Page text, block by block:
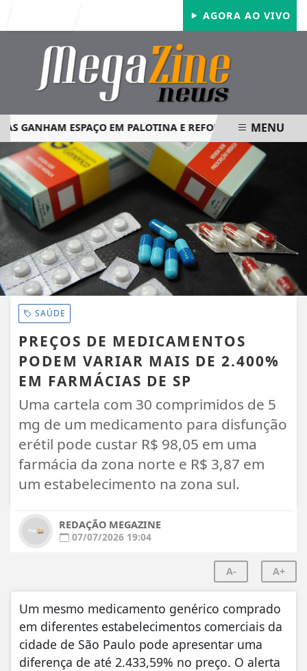
AGORA AO VIVO
ESPAÇO EM PALOTINA E REFORÇAM SEGURANÇA
EM ALTA
MENU
SAÚDE
PREÇOS DE MEDICAMENTOS
PODEM VARIAR MAIS DE 2.400%
EM FARMÁCIAS DE SP
Uma cartela com 30 comprimidos de 5
mg de um medicamento para disfunção
erétil pode custar R$ 98,05 em uma
farmácia da zona norte e R$ 3,87 em
um estabelecimento na zona sul.
REDAÇÃO MEGAZINE
07/07/2026 19:04
A- A+
Um mesmo medicamento genérico comprado
em diferentes estabelecimentos comerciais da
cidade de São Paulo pode apresentar uma
diferença de até 2.433,59% no preço. O alerta